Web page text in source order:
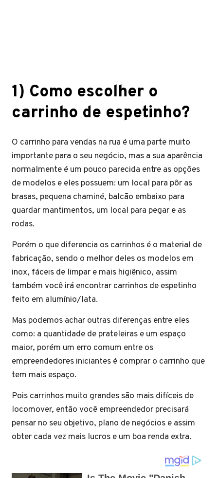
1) Como escolher o
carrinho de espetinho?
O carrinho para vendas na rua é uma parte muito
importante para o seu negócio, mas a sua aparência
normalmente é um pouco parecida entre as opções
de modelos e eles possuem: um local para pôr as
brasas, pequena chaminé, balcão embaixo para
guardar mantimentos, um local para pegar e as
rodas.
Porém o que diferencia os carrinhos é o material de
fabricação, sendo o melhor deles os modelos em
inox, fáceis de limpar e mais higiênico, assim
também você irá encontrar carrinhos de espetinho
feito em alumínio/lata.
Mas podemos achar outras diferenças entre eles
como: a quantidade de prateleiras e um espaço
maior, porém um erro comum entre os
empreendedores iniciantes é comprar o carrinho que
tem mais espaço.
Pois carrinhos muito grandes são mais difíceis de
locomover, então você empreendedor precisará
pensar no seu objetivo, plano de negócios e assim
obter cada vez mais lucros e um boa renda extra.